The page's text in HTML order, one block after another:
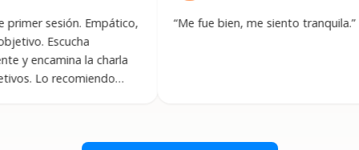
Empático,
la charla
“Me fue bien, me siento tranquila. ” “